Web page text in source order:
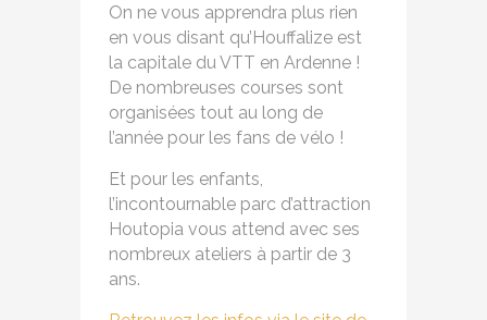
On ne vous apprendra plus rien
en vous disant qu’Houffalize est
la capitale du VTT en Ardenne !
De nombreuses courses sont
organisées tout au long de
l’année pour les fans de vélo !
Et pour les enfants,
l’incontournable parc d’attraction
Houtopia vous attend avec ses
nombreux ateliers à partir de 3
ans.